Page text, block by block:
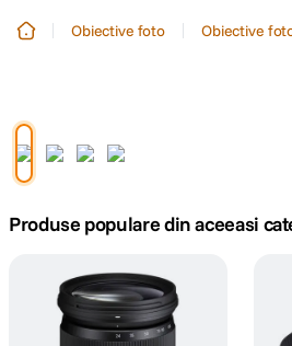
4. peak design
. canon sx740 hs
. lavaliera
Obiective foto Obiective
Produse populare din aceeasi